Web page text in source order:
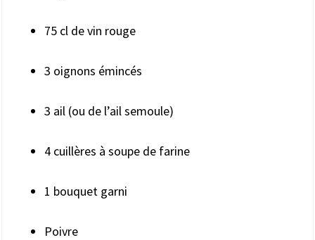
75 cl de vin rouge
3 oignons émincés
3 ail (ou de l’ail semoule)
4 cuillères à soupe de farine
1 bouquet garni
Poivre